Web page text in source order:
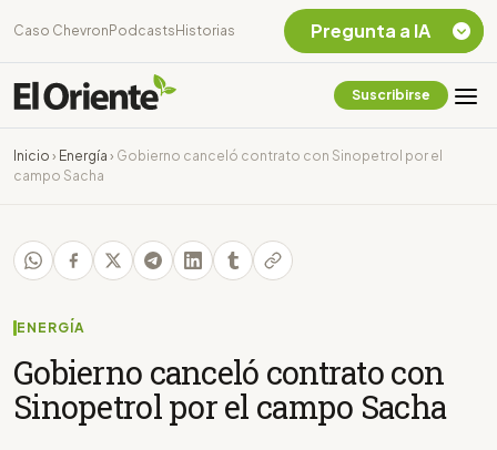
Caso Chevron Podcasts Historias
Suscribirse
Inicio › Energía › Gobierno canceló contrato con Sinopetrol por el
campo Sacha
ENERGÍA
Gobierno canceló contrato con
Sinopetrol por el campo Sacha
Pregunta a IA
Chevron Ecuador